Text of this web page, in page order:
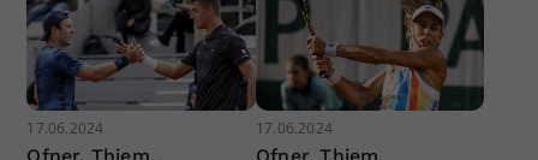
17.06.2024 17.06.2024